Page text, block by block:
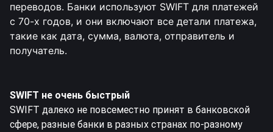
переводов. Банки используют SWIFT для платежей
с 70-х годов, и они включают все детали платежа,
такие как дата, сумма, валюта, отправитель и
получатель.
SWIFT не очень быстрый
SWIFT далеко не повсеместно принят в банковской
сфере, разные банки в разных странах по-разному